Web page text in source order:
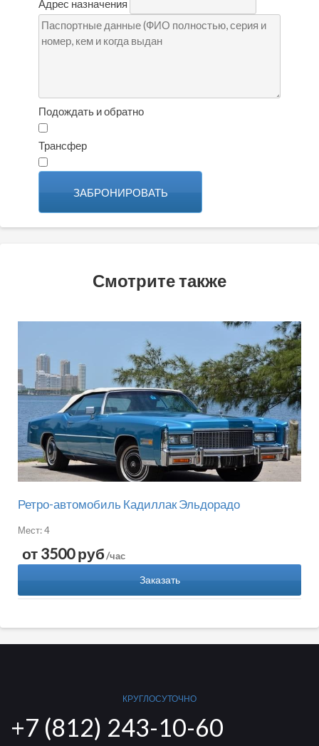
Адрес назначения
Подождать и обратно
Трансфер
ЗАБРОНИРОВАТЬ
Смотрите также
Ретро-автомобиль Кадиллак Эльдорадо
Мест: 4
от 3500 руб/час
Заказать
КРУГЛОСУТОЧНО
+7 (812) 243-10-60